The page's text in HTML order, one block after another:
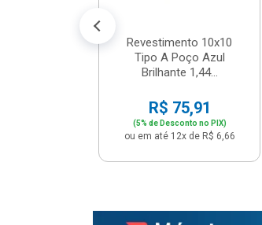
Revestimento 10x10
Tipo A Poço Azul
Brilhante 1,44...
R$ 75,91
(5% de Desconto no PIX)
ou em até 12x de R$ 6,66